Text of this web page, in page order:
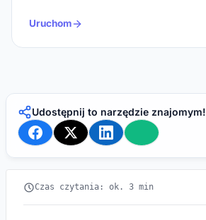
Uruchom
Udostępnij to narzędzie znajomym!
Czas czytania: ok. 3 min